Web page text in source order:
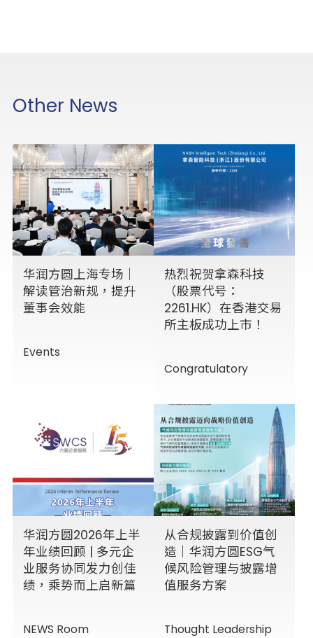
Other News
华润方圆上海专场｜
解读管治新规，提升
董事会效能
Events
热烈祝贺拿森科技
（股票代号：
2261.HK）在香港交易
所主板成功上市！
Congratulatory
华润方圆2026年上半
年业绩回顾 | 多元企
业服务协同发力创佳
绩，乘势而上启新篇
NEWS Room
从合规披露到价值创
造｜华润方圆ESG气
候风险管理与披露增
值服务方案
Thought Leadership